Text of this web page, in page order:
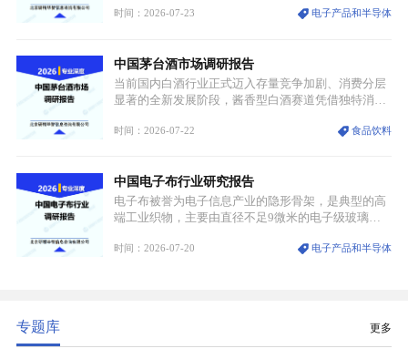
沉积（CVD）、原子层沉积（ALD）工艺专用前驱体
密制造流程。
时间：2026-07-23 电子产品和半导体
中国茅台酒市场调研报告
当前国内白酒行业正式迈入存量竞争加剧、消费分层
显著的全新发展阶段，酱香型白酒赛道凭借独特消费
道。贵州茅台凭借独一无二的核心产区壁垒、刚性产
业。
时间：2026-07-22 食品饮料
中国电子布行业研究报告
电子布被誉为电子信息产业的隐形骨架，是典型的高
端工业织物，主要由直径不足9微米的电子级玻璃纤
生产制造过程中不可或缺的核心基材。电子布具备高
时间：2026-07-20 电子产品和半导体
专题库 更多